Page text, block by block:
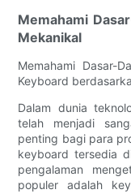
Memahami
Mekanikal
Memahami Dasar-
Keyboard
Dalam dunia
telah menjadi
penting bagi para
keyboard tersedia
pengalaman
populer adalah